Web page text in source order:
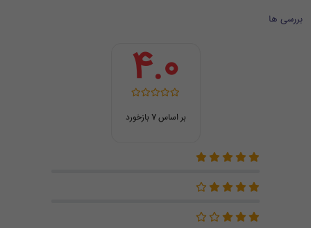
بررسی ها
4.0
بر اساس 7 بازخورد